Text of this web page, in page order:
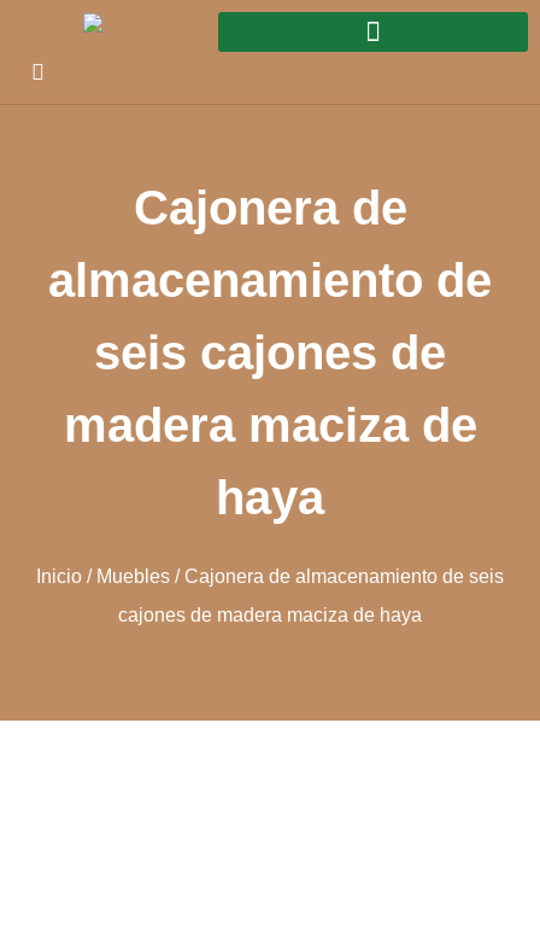
Cajonera de
almacenamiento de
seis cajones de
madera maciza de
haya
Inicio / Muebles / Cajonera de almacenamiento de seis
cajones de madera maciza de haya